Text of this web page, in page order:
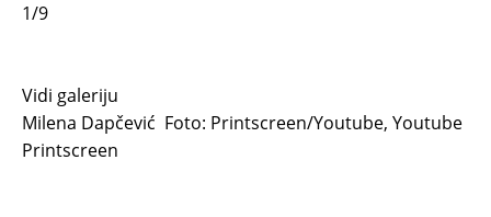
1/9
Vidi galeriju
Milena Dapčević Foto: Printscreen/Youtube, Youtube
Printscreen